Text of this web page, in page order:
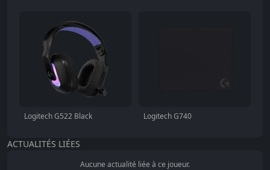
Logitech G522 Black Logitech G740
ACTUALITÉS LIÉES
Aucune actualité liée à ce joueur.